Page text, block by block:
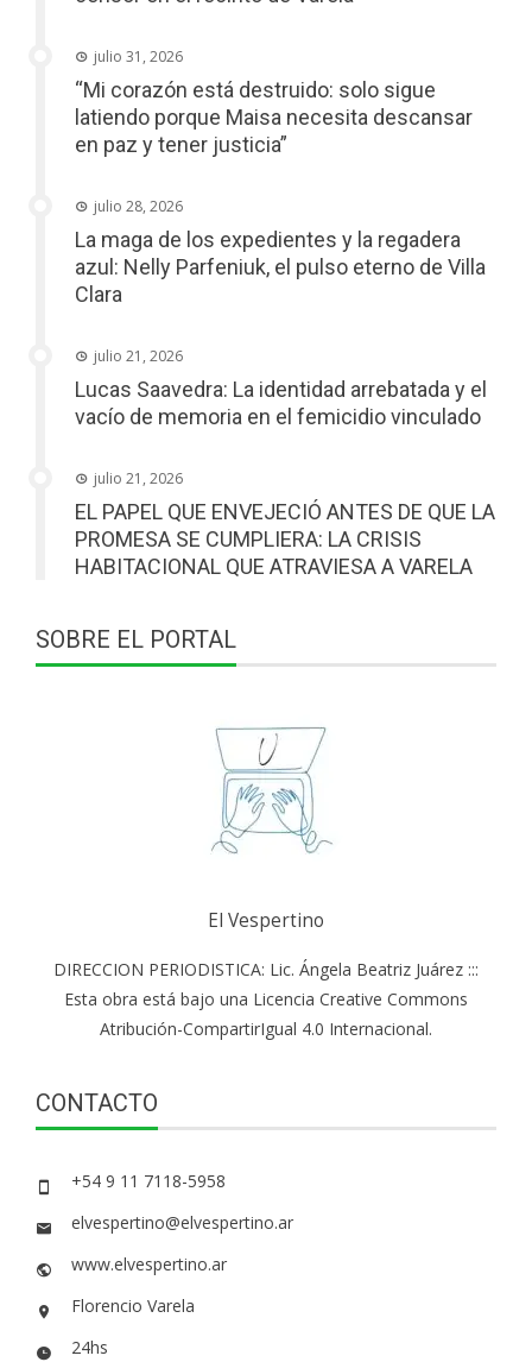
julio 31, 2026
“Mi corazón está destruido: solo sigue
latiendo porque Maisa necesita descansar
en paz y tener justicia”
julio 28, 2026
La maga de los expedientes y la regadera
azul: Nelly Parfeniuk, el pulso eterno de Villa
Clara
julio 21, 2026
Lucas Saavedra: La identidad arrebatada y el
vacío de memoria en el femicidio vinculado
julio 21, 2026
EL PAPEL QUE ENVEJECIÓ ANTES DE QUE LA
PROMESA SE CUMPLIERA: LA CRISIS
HABITACIONAL QUE ATRAVIESA A VARELA
SOBRE EL PORTAL
El Vespertino
DIRECCION PERIODISTICA: Lic. Ángela Beatriz Juárez :::
Esta obra está bajo una Licencia Creative Commons
Atribución-CompartirIgual 4.0 Internacional.
CONTACTO
+54 9 11 7118-5958
elvespertino@elvespertino.ar
www.elvespertino.ar
Florencio Varela
24hs